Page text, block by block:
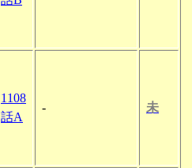
1108
話A
- 未